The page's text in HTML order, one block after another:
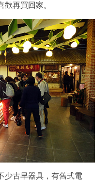
再買回家。
少古早器具，有舊式電